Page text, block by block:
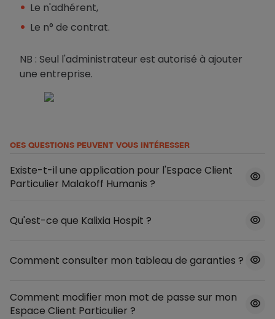
Le n'adhérent,
Le n° de contrat.
NB : Seul l'administrateur est autorisé à ajouter
une entreprise.
CES QUESTIONS PEUVENT VOUS INTÉRESSER
Existe-t-il une application pour l'Espace Client
Particulier Malakoff Humanis ?
Qu'est-ce que Kalixia Hospit ?
Comment consulter mon tableau de garanties ?
Comment modifier mon mot de passe sur mon
Espace Client Particulier ?